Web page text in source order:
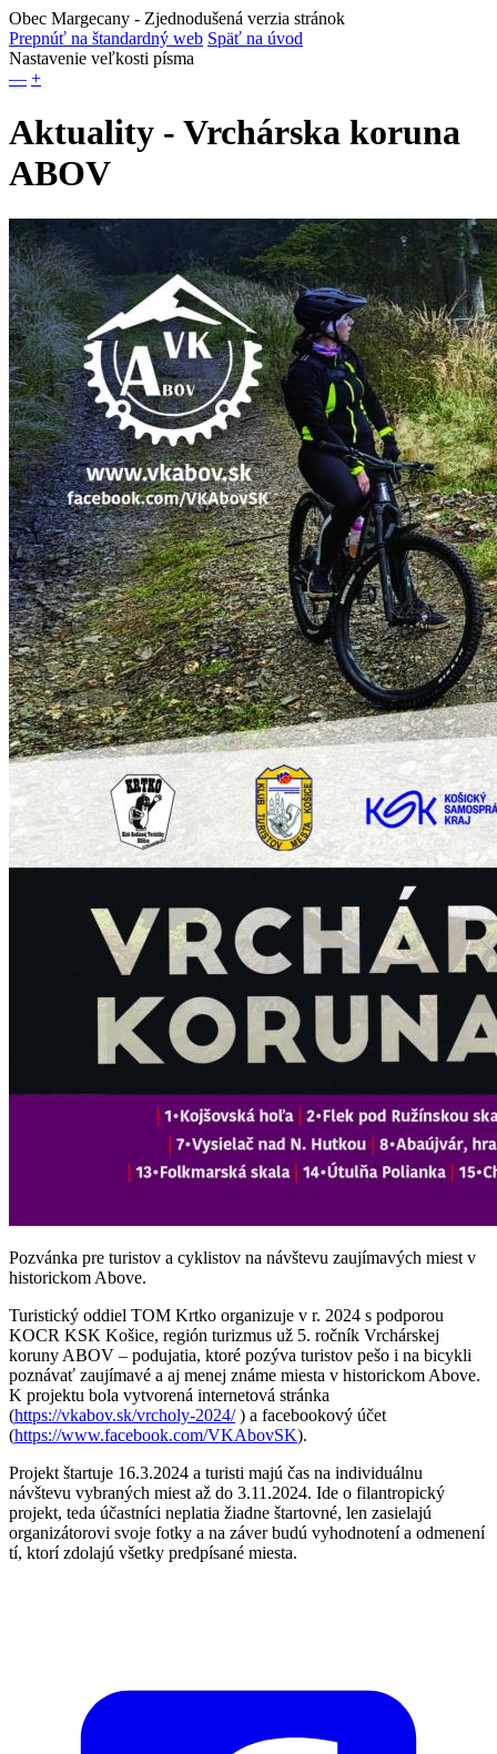
Obec Margecany - Zjednodušená verzia stránok
Prepnúť na štandardný web Späť na úvod
Nastavenie veľkosti písma
— +
Aktuality - Vrchárska koruna
ABOV
Pozvánka pre turistov a cyklistov na návštevu zaujímavých miest v
historickom Above.
Turistický oddiel TOM Krtko organizuje v r. 2024 s podporou
KOCR KSK Košice, región turizmus už 5. ročník Vrchárskej
koruny ABOV – podujatia, ktoré pozýva turistov pešo i na bicykli
poznávať zaujímavé a aj menej známe miesta v historickom Above.
K projektu bola vytvorená internetová stránka
(https://vkabov.sk/vrcholy-2024/) a facebookový účet
(https://www.facebook.com/VKAbovSK).
Projekt štartuje 16.3.2024 a turisti majú čas na individuálnu
návštevu vybraných miest až do 3.11.2024. Ide o filantropický
projekt, teda účastníci neplatia žiadne štartovné, len zasielajú
organizátorovi svoje fotky a na záver budú vyhodnotení a odmenení
tí, ktorí zdolajú všetky predpísané miesta.